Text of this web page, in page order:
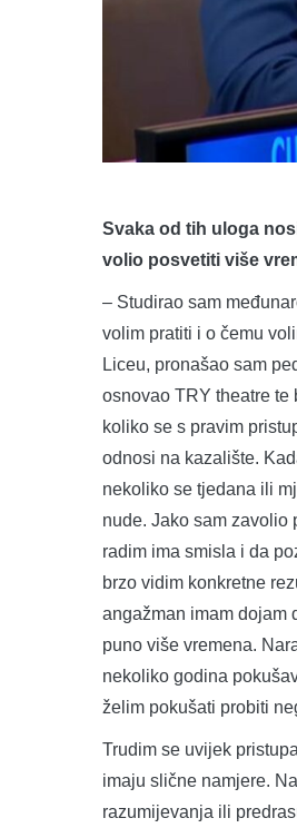
Svaka od tih uloga
volio posvetiti više
– Studirao sam
volim pratiti i o čemu
Liceu, pronašao sam
osnovao TRY theatre te
koliko se s pravim
odnosi na kazalište.
nekoliko se tjedana ili
nude. Jako sam zavolio
radim ima smisla i da
brzo vidim konkretne
angažman imam dojam
puno više vremena.
nekoliko godina
želim pokušati probiti
Trudim se uvijek
imaju slične namjere.
razumijevanja ili